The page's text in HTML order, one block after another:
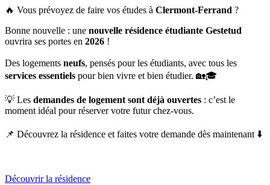
🔥 Vous prévoyez de faire vos études à Clermont-Ferrand ?
Bonne nouvelle : une nouvelle résidence étudiante Gestetud
ouvrira ses portes en 2026 !
Des logements neufs, pensés pour les étudiants, avec tous les
services essentiels pour bien vivre et bien étudier. 🏡🎓
💡 Les demandes de logement sont déjà ouvertes : c’est le
moment idéal pour réserver votre futur chez-vous.
📌 Découvrez la résidence et faites votre demande dès maintenant ⬇️
Découvrir la résidence